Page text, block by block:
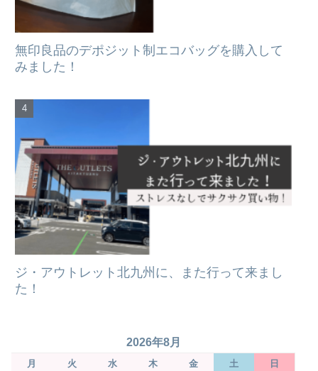
無印良品のデポジット制エコバッグを購入して
みました！
ジ・アウトレット北九州に、また行って来まし
た！
2026年8月
月 火 水 木 金 土
日